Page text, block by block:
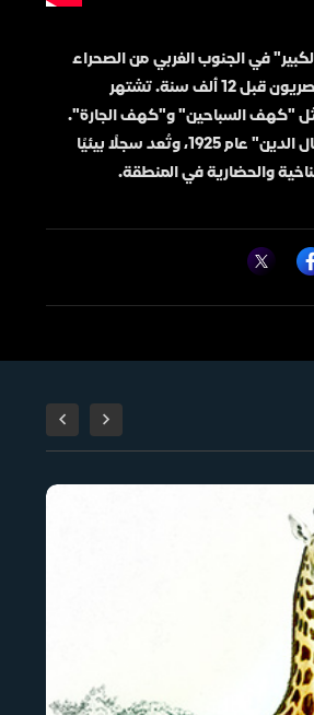
في الجنوب الغربي من الصحراء
الغربية، وسكنها المصريون قبل 12 ألف سنة. تشتهر
"كهف السباحين" و"كهف الجارة".
اكتشفها الأمير "كمال الدين" عام 1925، وتُعد سجلًا بيئيًا
والحضارية في المنطقة.